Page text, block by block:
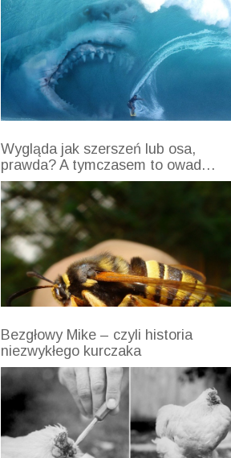
Wygląda jak szerszeń lub osa,
prawda? A tymczasem to owad…
Bezgłowy Mike – czyli historia
niezwykłego kurczaka